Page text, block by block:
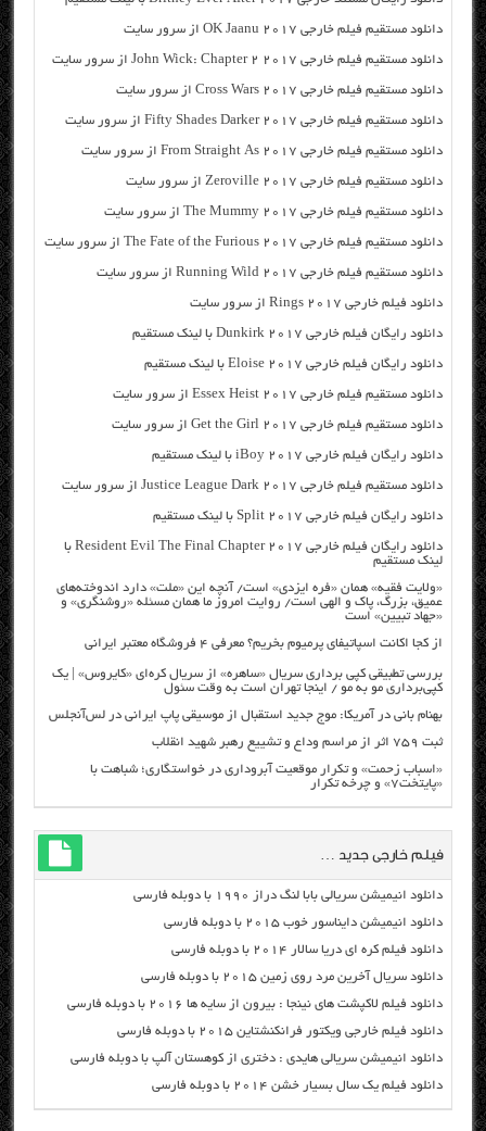
دانلود مستقیم فیلم خارجی OK Jaanu 2017 از سرور سایت
دانلود مستقیم فیلم خارجی John Wick: Chapter 2 2017 از سرور سایت
دانلود مستقیم فیلم خارجی Cross Wars 2017 از سرور سایت
دانلود مستقیم فیلم خارجی Fifty Shades Darker 2017 از سرور سایت
دانلود مستقیم فیلم خارجی From Straight As 2017 از سرور سایت
دانلود مستقیم فیلم خارجی Zeroville 2017 از سرور سایت
دانلود مستقیم فیلم خارجی The Mummy 2017 از سرور سایت
دانلود مستقیم فیلم خارجی The Fate of the Furious 2017 از سرور سایت
دانلود مستقیم فیلم خارجی Running Wild 2017 از سرور سایت
دانلود فیلم خارجی Rings 2017 از سرور سایت
دانلود رایگان فیلم خارجی Dunkirk 2017 با لینک مستقیم
دانلود رایگان فیلم خارجی Eloise 2017 با لینک مستقیم
دانلود مستقیم فیلم خارجی Essex Heist 2017 از سرور سایت
دانلود مستقیم فیلم خارجی Get the Girl 2017 از سرور سایت
دانلود رایگان فیلم خارجی iBoy 2017 با لینک مستقیم
دانلود مستقیم فیلم خارجی Justice League Dark 2017 از سرور سایت
دانلود رایگان فیلم خارجی Split 2017 با لینک مستقیم
دانلود رایگان فیلم خارجی Resident Evil The Final Chapter 2017 با
لینک مستقیم
«ولایت فقیه» همان «فره ایزدی» است/ آنچه این «ملت» دارد اندوخته‌های
عمیق، بزرگ، پاک و الهی است/ روایت امروز ما همان مسئله «روشنگری» و
«جهاد تبیین» است
از کجا اکانت اسپاتیفای پرمیوم بخریم؟ معرفی ۴ فروشگاه معتبر ایرانی
بررسی تطبیقی کپی برداری سریال «ساهره» از سریال کره‌ای «کایروس» | یک
کپی‌برداری مو به مو / اینجا تهران است به وقت سئول
بهنام بانی در آمریکا: موج جدید استقبال از موسیقی پاپ ایرانی در لس‌آنجلس
ثبت ۷۵۹ اثر از مراسم وداع و تشییع رهبر شهید انقلاب
«اسباب زحمت» و تکرار موقعیت آبروداری در خواستگاری؛ شباهت با
«پایتخت۷» و چرخه تکرار
فیلم خارجی جدید …
دانلود انیمیشن سریالی بابا لنگ دراز ۱۹۹۰ با دوبله فارسی
دانلود انیمیشن دایناسور خوب ۲۰۱۵ با دوبله فارسی
دانلود فیلم کره ای دریا سالار ۲۰۱۴ با دوبله فارسی
دانلود سریال آخرین مرد روی زمین ۲۰۱۵ با دوبله فارسی
دانلود فیلم لاکپشت های نینجا : بیرون از سایه ها ۲۰۱۶ با دوبله فارسی
دانلود فیلم خارجی ویکتور فرانکنشتاین ۲۰۱۵ با دوبله فارسی
دانلود انیمیشن سریالی هایدی : دختری از کوهستان آلپ با دوبله فارسی
دانلود فیلم یک سال بسیار خشن ۲۰۱۴ با دوبله فارسی